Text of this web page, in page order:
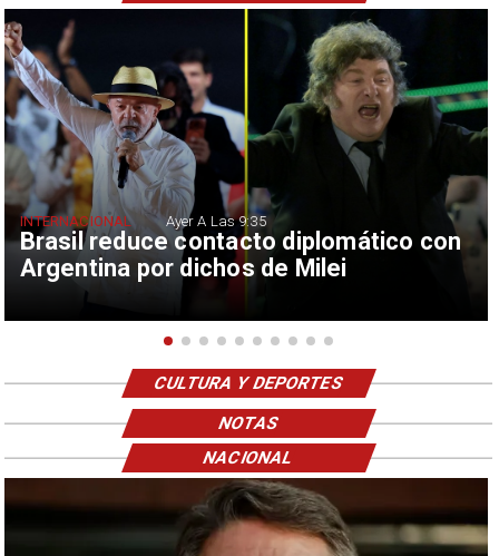
Brasil reduce contacto diplomático con
Argentina por dichos de Milei
INTERNACIONAL Ayer A Las 9:35
CULTURA Y DEPORTES
NOTAS
NACIONAL